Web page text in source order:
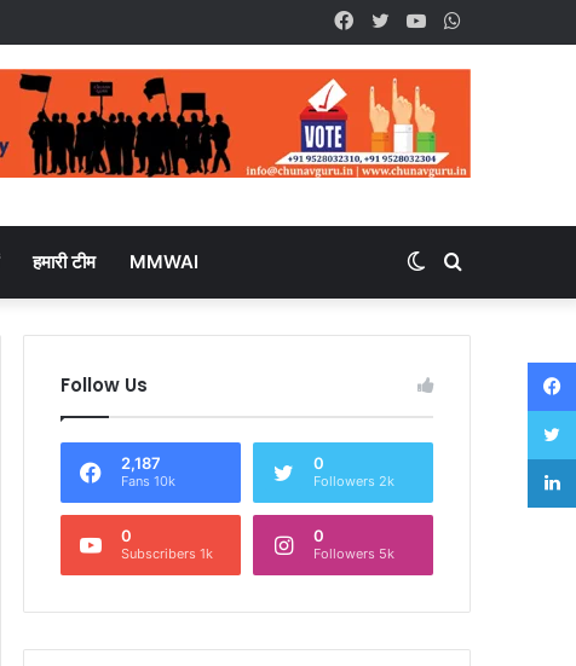
YouTube
Twitter
Facebook
हमारी टीम MMWAI
for
Switch
skin
Follow Us
2,187
Fans 10k
0
Followers 2k
0
Subscribers 1k
0
Followers 5k